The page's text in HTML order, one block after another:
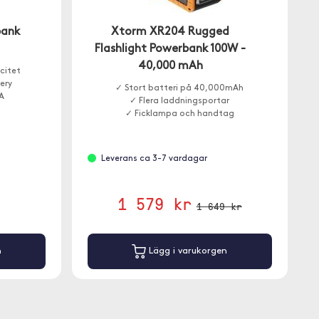
Xtorm XR204 Rugged
Flashlight Powerbank 100W -
40,000 mAh
✓ Stort batteri på 40,000mAh
✓ Flera laddningsportar
✓ Ficklampa och handtag
Leverans ca 3-7 vardagar
1 579 kr 1 649 kr
Lägg i varukorgen